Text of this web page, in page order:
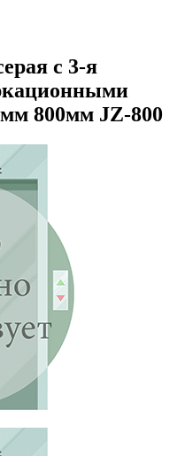
с 3-я
800мм JZ-800